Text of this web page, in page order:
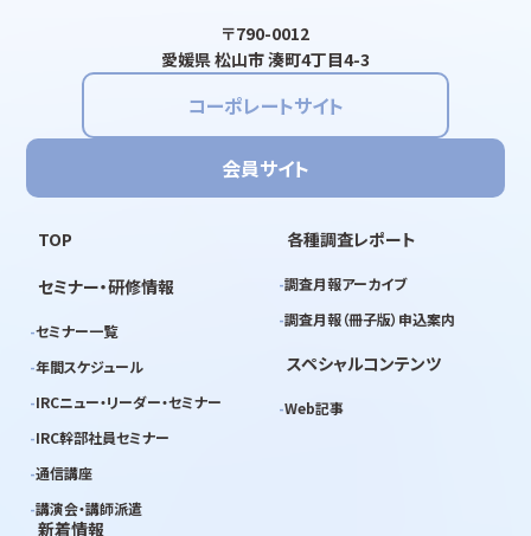
〒790-0012
愛媛県 松山市 湊町4丁目4-3
コーポレートサイト
会員サイト
TOP
セミナー・研修情報
セミナー一覧
年間スケジュール
IRCニュー・リーダー・セミナー
IRC幹部社員セミナー
通信講座
講演会・講師派遣
各種調査レポート
調査月報アーカイブ
調査月報（冊子版）申込案内
スペシャルコンテンツ
Web記事
新着情報